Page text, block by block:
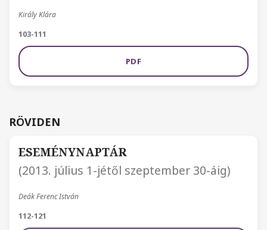
Király Klára
103-111
PDF
RÖVIDEN
ESEMÉNYNAPTÁR
(2013. július 1-jétől szeptember 30-áig)
Deák Ferenc István
112-121